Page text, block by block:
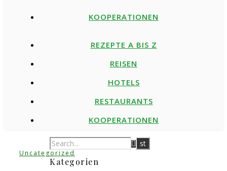
KOOPERATIONEN
REZEPTE A BIS Z
REISEN
HOTELS
RESTAURANTS
KOOPERATIONEN
Uncategorized
Kategorien